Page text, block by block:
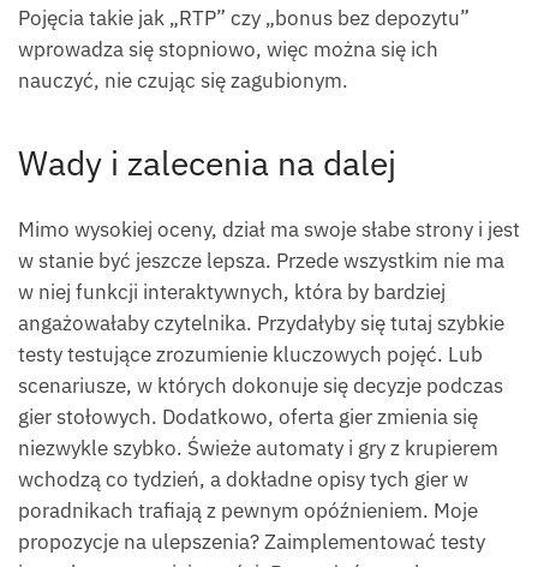
Pojęcia takie jak „RTP” czy „bonus bez depozytu”
wprowadza się stopniowo, więc można się ich
nauczyć, nie czując się zagubionym.
Wady i zalecenia na dalej
Mimo wysokiej oceny, dział ma swoje słabe strony i jest
w stanie być jeszcze lepsza. Przede wszystkim nie ma
w niej funkcji interaktywnych, która by bardziej
angażowałaby czytelnika. Przydałyby się tutaj szybkie
testy testujące zrozumienie kluczowych pojęć. Lub
scenariusze, w których dokonuje się decyzje podczas
gier stołowych. Dodatkowo, oferta gier zmienia się
niezwykle szybko. Świeże automaty i gry z krupierem
wchodzą co tydzień, a dokładne opisy tych gier w
poradnikach trafiają z pewnym opóźnieniem. Moje
propozycje na ulepszenia? Zaimplementować testy